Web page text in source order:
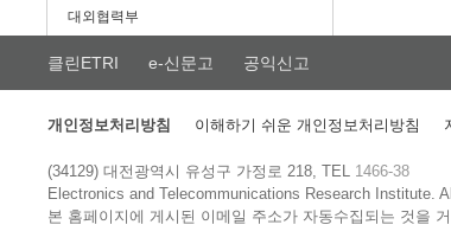
대외협력부
클린ETRI e-신문고 공익신고
개인정보처리방침 이해하기 쉬운 개인정보처리방침
(34129) 대전광역시 유성구 가정로 218, TEL 1466-38
Electronics and Telecommunications Research Institute.
본 홈페이지에 게시된 이메일 주소가 자동수집되는 것을